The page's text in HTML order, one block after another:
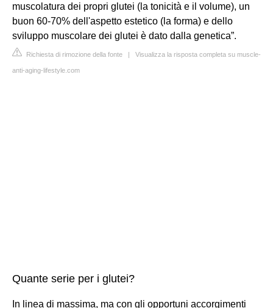
muscolatura dei propri glutei (la tonicità e il volume), un
buon 60-70% dell'aspetto estetico (la forma) e dello
sviluppo muscolare dei glutei è dato dalla genetica”.
Richiesta di rimozione della fonte | Visualizza la risposta completa su muscle-
anti-aging-lifestyle.com
Quante serie per i glutei?
In linea di massima, ma con gli opportuni accorgimenti